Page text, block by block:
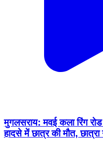
मुगलसराय: मवई कला रिंग
हादसे में छात्र की मौत,